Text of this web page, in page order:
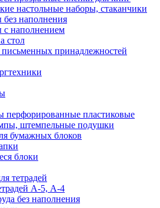
настольные наборы, стаканчики
без наполнения
с наполнением
стол
принадлежностей
перфорированные пластиковые
штемпельные подушки
бумажных блоков
блоки
тетрадей
А-5, А-4
без наполнения